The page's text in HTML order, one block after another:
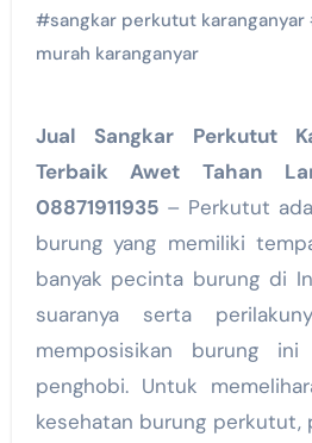
#sangkar perkutut karanganyar
murah karanganyar
Jual Sangkar Perkutut Karanganyar, Harga
Terbaik Awet Tahan
08871911935 – Perkutut
burung yang memiliki
banyak pecinta burung di
suaranya serta
memposisikan burung
penghobi. Untuk
kesehatan burung perkutut,